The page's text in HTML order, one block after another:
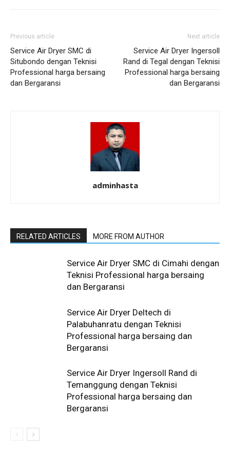
Previous article
Service Air Dryer SMC di
Situbondo dengan Teknisi
Professional harga bersaing
dan Bergaransi
Next article
Service Air Dryer Ingersoll
Rand di Tegal dengan Teknisi
Professional harga bersaing
dan Bergaransi
adminhasta
RELATED ARTICLES MORE FROM AUTHOR
Service Air Dryer SMC di Cimahi dengan
Teknisi Professional harga bersaing
dan Bergaransi
Service Air Dryer Deltech di
Palabuhanratu dengan Teknisi
Professional harga bersaing dan
Bergaransi
Service Air Dryer Ingersoll Rand di
Temanggung dengan Teknisi
Professional harga bersaing dan
Bergaransi